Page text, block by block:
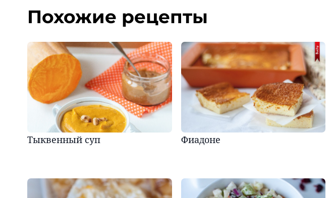
Похожие рецепты
Тыквенный суп Фиадоне